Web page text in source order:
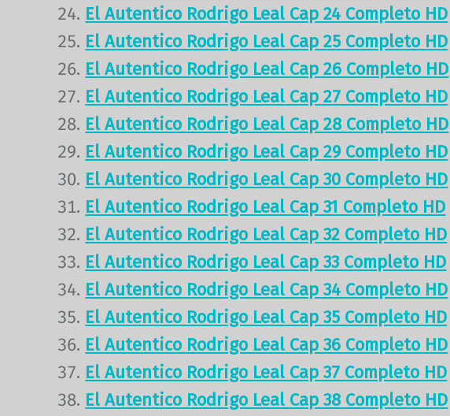
El Autentico Rodrigo Leal Cap 24 Completo HD
El Autentico Rodrigo Leal Cap 25 Completo HD
El Autentico Rodrigo Leal Cap 26 Completo HD
El Autentico Rodrigo Leal Cap 27 Completo HD
El Autentico Rodrigo Leal Cap 28 Completo HD
El Autentico Rodrigo Leal Cap 29 Completo HD
El Autentico Rodrigo Leal Cap 30 Completo HD
El Autentico Rodrigo Leal Cap 31 Completo HD
El Autentico Rodrigo Leal Cap 32 Completo HD
El Autentico Rodrigo Leal Cap 33 Completo HD
El Autentico Rodrigo Leal Cap 34 Completo HD
El Autentico Rodrigo Leal Cap 35 Completo HD
El Autentico Rodrigo Leal Cap 36 Completo HD
El Autentico Rodrigo Leal Cap 37 Completo HD
El Autentico Rodrigo Leal Cap 38 Completo HD